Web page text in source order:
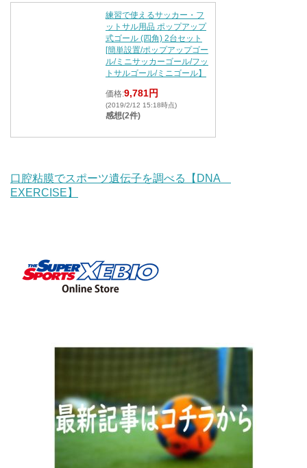
練習で使えるサッカー・フ
ットサル用品 ポップアップ
式ゴール (四角) 2台セット
[簡単設置/ポップアップゴー
ル/ミニサッカーゴール/フッ
トサルゴール/ミニゴール】
価格:9,781円
(2019/2/12 15:18時点)
感想(2件)
口腔粘膜でスポーツ遺伝子を調べる【DNA
EXERCISE】